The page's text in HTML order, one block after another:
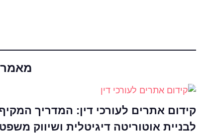
קידום אתרים לעורכי דין: המדריך
לבניית אוטוריטה דיגיטלית ושיווק